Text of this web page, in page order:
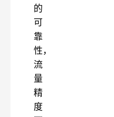
的
可
靠
性，
流
量
精
度